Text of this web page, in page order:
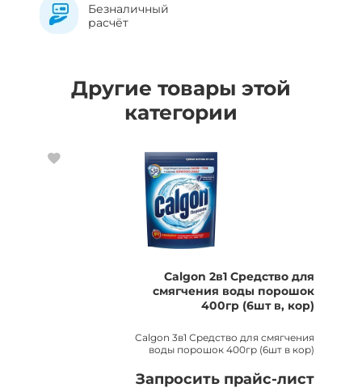
Безналичный
расчёт
Другие товары этой
категории
Calgon 2в1 Средство для
смягчения воды порошок
400гр (6шт в, кор)
Calgon 3в1 Средство для смягчения
воды порошок 400гр (6шт в кор)
Запросить прайс-лист